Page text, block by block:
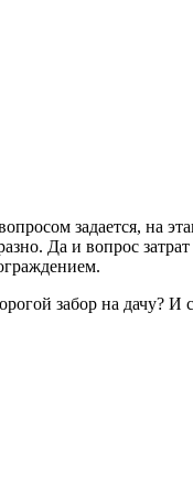
задается, на
Да и вопрос
забор на